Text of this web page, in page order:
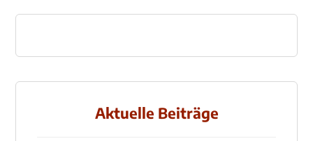
Aktuelle Beiträge